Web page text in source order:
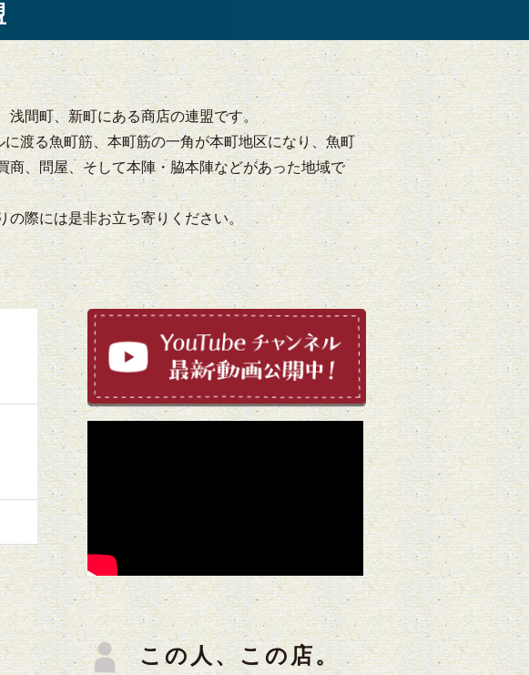
浅間町、新町にある商店の連盟です。
渡る魚町筋、本町筋の一角が本町地区になり、魚町
、問屋、そして本陣・脇本陣などがあった地域で
の際には是非お立ち寄りください。
この人、この店。